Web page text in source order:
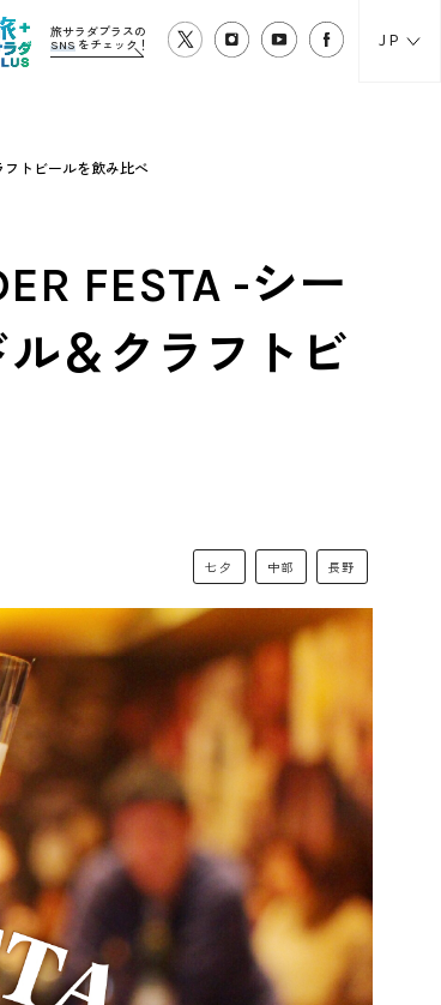
旅サラダプラスの
SNS をチェック！ JP
トビールを飲み比べ
FESTA -シー
＆クラフトビ
七夕 中部 長野